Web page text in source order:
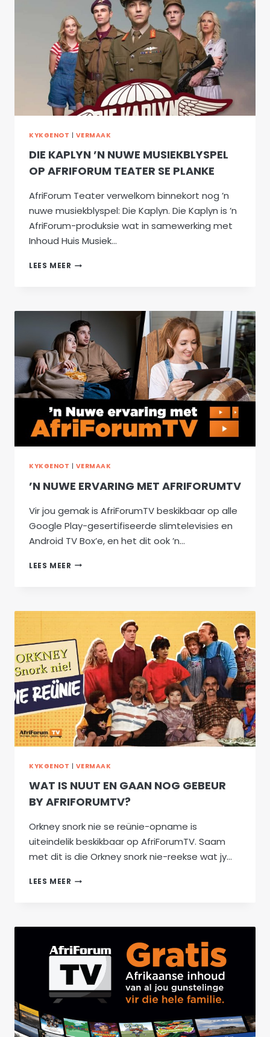
KYKGENOT | VERMAAK
DIE KAPLYN ’N NUWE MUSIEKBLYSPEL
OP AFRIFORUM TEATER SE PLANKE
AfriForum Teater verwelkom binnekort nog ’n
nuwe musiekblyspel: Die Kaplyn. Die Kaplyn is ’n
AfriForum-produksie wat in samewerking met
Inhoud Huis Musiek…
LEES MEER DIE
OP
AFRIFORUM
TEATER
SE
PLANKE
KYKGENOT | VERMAAK
’N NUWE ERVARING MET AFRIFORUMTV
Vir jou gemak is AfriForumTV beskikbaar op alle
Google Play-gesertifiseerde slimtelevisies en
Android TV Box’e, en het dit ook ’n…
LEES MEER ’N
AFRIFORUMTV
KYKGENOT | VERMAAK
WAT IS NUUT EN GAAN NOG GEBEUR
BY AFRIFORUMTV?
Orkney snork nie se reünie-opname is
uiteindelik beskikbaar op AfriForumTV. Saam
met dit is die Orkney snork nie-reekse wat jy…
LEES MEER WAT
GAAN
GEBEUR
BY
AFRIFORUMTV?